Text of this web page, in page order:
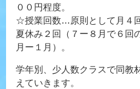
００円程度。
☆授業回数…原則として月４回
夏休み２回（７ー８月で６回
月ー１月）。
学年別、少人数クラスで同教
えていきます。